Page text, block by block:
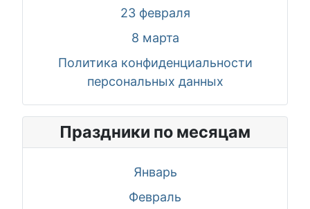
23 февраля
8 марта
Политика конфиденциальности
персональных данных
Праздники по месяцам
Январь
Февраль